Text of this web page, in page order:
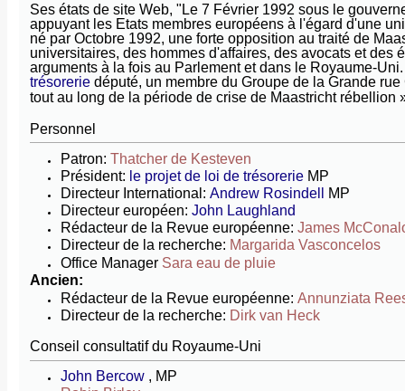
Ses états de site Web, "Le 7 Février 1992 sous le
appuyant les Etats membres européens à l'égard d'une
né par Octobre 1992, une forte opposition au traité de
universitaires, des hommes d'affaires, des avocats et des
arguments à la fois au Parlement et dans le Royaume-
trésoreriedéputé, un membre du Groupe de la Grande
tout au long de la période de crise de Maastricht rébellion
Personnel
Patron: Thatcher de Kesteven
Président: le projet de loi de trésorerieMP
Directeur International: Andrew Rosindell
MP
Directeur européen: John Laughland
Rédacteur de la Revue européenne: James
Directeur de la recherche: Margarida Vasconcelos
Office Manager Sara eau de pluie
Ancien:
Rédacteur de la Revue européenne: Annunziata
Directeur de la recherche: Dirk van Heck
Conseil consultatif du Royaume-Uni
John Bercow, MP